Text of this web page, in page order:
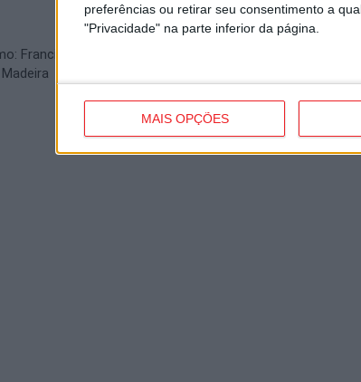
preferências ou retirar seu consentimento a
"Privacidade" na parte inferior da página.
MAIS OPÇÕES
Francisco Custódio vai estrear-